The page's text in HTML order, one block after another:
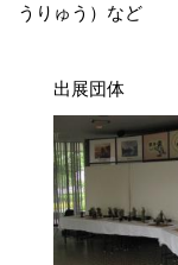
うりゅう）など
出展団体 熊